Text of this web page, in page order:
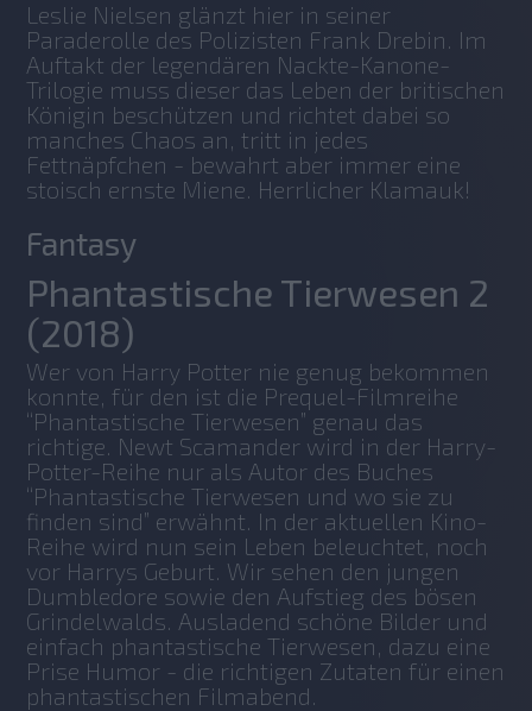
Leslie Nielsen glänzt hier in seiner
Paraderolle des Polizisten Frank Drebin. Im
Auftakt der legendären Nackte-Kanone-
Trilogie muss dieser das Leben der britischen
Königin beschützen und richtet dabei so
manches Chaos an, tritt in jedes
Fettnäpfchen - bewahrt aber immer eine
stoisch ernste Miene. Herrlicher Klamauk!
Fantasy
Phantastische Tierwesen 2
(2018)
Wer von Harry Potter nie genug bekommen
konnte, für den ist die Prequel-Filmreihe
“Phantastische Tierwesen” genau das
richtige. Newt Scamander wird in der Harry-
Potter-Reihe nur als Autor des Buches
“Phantastische Tierwesen und wo sie zu
finden sind” erwähnt. In der aktuellen Kino-
Reihe wird nun sein Leben beleuchtet, noch
vor Harrys Geburt. Wir sehen den jungen
Dumbledore sowie den Aufstieg des bösen
Grindelwalds. Ausladend schöne Bilder und
einfach phantastische Tierwesen, dazu eine
Prise Humor - die richtigen Zutaten für einen
phantastischen Filmabend.